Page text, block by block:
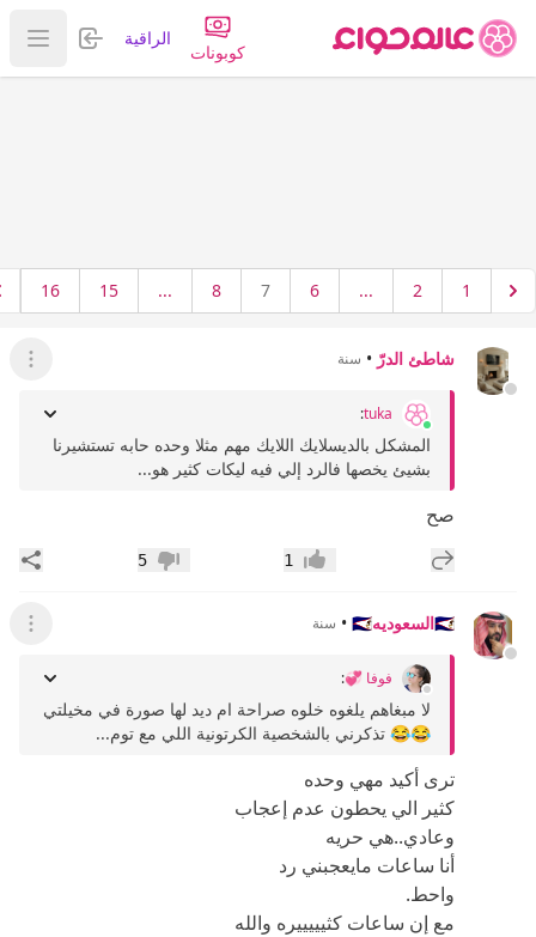
كوبونات
الراقية تسجيل
عرض
1
2
...
6
7
8
...
15
16
شاطئ الدرّ • سنة عرض
tuka
:
المشكل بالديسلايك اللايك مهم مثلا وحده حابه تستشيرنا
بشيئ يخصها فالرد إلي فيه ليكات كثير هو...
صح
إضافة رد جديد إعجاب1 عدم إعجاب
5
🇸🇦السعوديه🇸🇦 • سنة عرض
فوفا 💞:
لا مبغاهم يلغوه خلوه صراحة ام ديد لها صورة في مخيلتي
😂😂 تذكرني بالشخصية الكرتونية اللي مع توم...
ترى أكيد مهي وحده
كثير الي يحطون عدم إعجاب
وعادي..هي حريه
أنا ساعات مايعجبني رد
واحط.
مع إن ساعات كثيييييره والله